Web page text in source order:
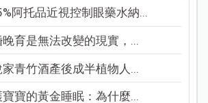
阿托品近視控制眼藥水納...
晚育是無法改變的現實，...
青竹酒產後成半植物人...
寶的黃金睡眠：為什麼...